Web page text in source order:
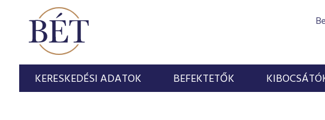
KERESKEDÉSI ADATOK BEFEKTETŐK